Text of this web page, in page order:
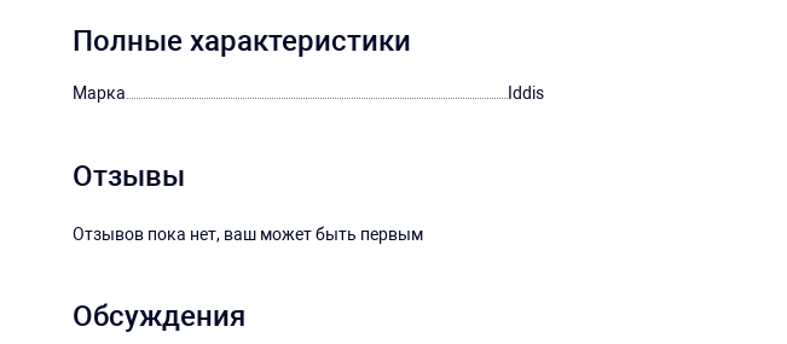
Полные характеристики
Марка Iddis
Отзывы
Отзывов пока нет, ваш может быть первым
Обсуждения